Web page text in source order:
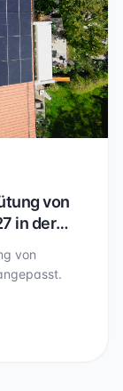
von
in der
von